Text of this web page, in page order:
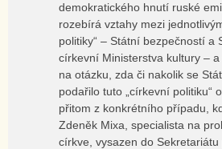
demokratického hnutí ruské
rozebírá vztahy mezi
politiky“ – Státní bezpečností a
církevní Ministerstva kultury –
na otázku, zda či nakolik se
podařilo tuto „církevní politiku“
přitom z konkrétního případu,
Zdeněk Mixa, specialista na
církve, vysazen do